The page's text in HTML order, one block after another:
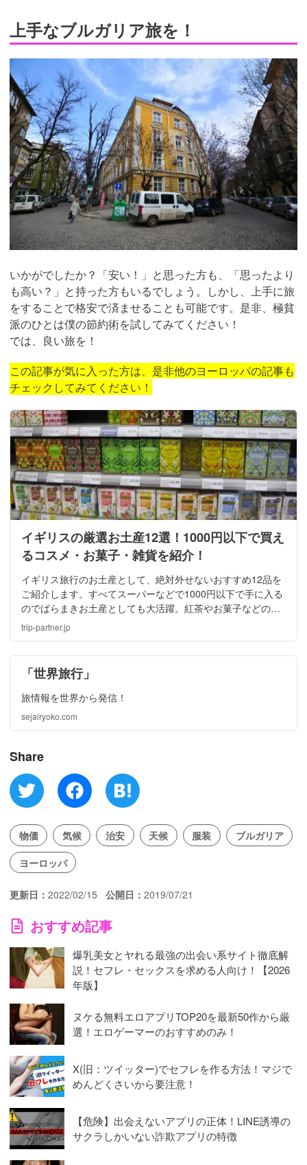
上手なブルガリア旅を！
いかがでしたか？「安い！」と思った方も、「思ったより
も高い？」と持った方もいるでしょう。しかし、上手に旅
をすることで格安で済ませることも可能です。是非、極貧
派のひとは僕の節約術を試してみてください！
では、良い旅を！
この記事が気に入った方は、是非他のヨーロッパの記事も
チェックしてみてください！
イギリスの厳選お土産12選！1000円以下で買え
るコスメ・お菓子・雑貨を紹介！
イギリス旅行のお土産として、絶対外せないおすすめ12品を
ご紹介します。すべてスーパーなどで1000円以下で手に入る
のでばらまきお土産としても大活躍。紅茶やお菓子などの定
番お土産からイギリス現地在住者にも大人気のおしゃれなも
のまで。これさえ読めば、イギリスお土産で迷うことなし！
trip-partner.jp
「世界旅行」
旅情報を世界から発信！
sejairyoko.com
Share
物価 気候 治安 天候 服装
ブルガリア
ヨーロッパ
更新日 2022/02/15 公開日 2019/07/21
おすすめ記事
爆乳美女とヤれる最強の出会い系サイト徹底解
説！セフレ・セックスを求める人向け！【2026
年版】
ヌケる無料エロアプリTOP20を最新50作から厳
選！エロゲーマーのおすすめのみ！
X(旧：ツイッター)でセフレを作る方法！マジで
めんどくさいから要注意！
【危険】出会えないアプリの正体！LINE誘導の
サクラしかいない詐欺アプリの特徴